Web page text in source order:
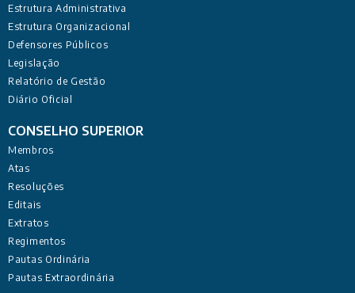
Estrutura Administrativa
Estrutura Organizacional
Defensores Públicos
Legislação
Relatório de Gestão
Diário Oficial
CONSELHO SUPERIOR
Membros
Atas
Resoluções
Editais
Extratos
Regimentos
Pautas Ordinária
Pautas Extraordinária